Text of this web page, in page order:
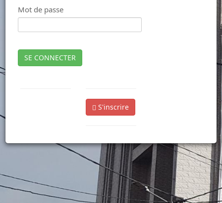
Mot de passe
SE CONNECTER
S'inscrire